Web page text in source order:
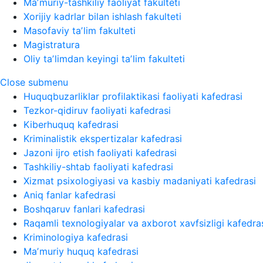
Maʼmuriy-tashkiliy faoliyat fakulteti
Xorijiy kadrlar bilan ishlash fakulteti
Masofaviy taʼlim fakulteti
Magistratura
Oliy taʼlimdan keyingi taʼlim fakulteti
Close submenu
Huquqbuzarliklar profilaktikasi faoliyati kafedrasi
Tezkor-qidiruv faoliyati kafedrasi
Kiberhuquq kafedrasi
Kriminalistik ekspertizalar kafedrasi
Jazoni ijro etish faoliyati kafedrasi
Tashkiliy-shtab faoliyati kafedrasi
Xizmat psixologiyasi va kasbiy madaniyati kafedrasi
Aniq fanlar kafedrasi
Boshqaruv fanlari kafedrasi
Raqamli texnologiyalar va axborot xavfsizligi
Kriminologiya kafedrasi
Maʼmuriy huquq kafedrasi